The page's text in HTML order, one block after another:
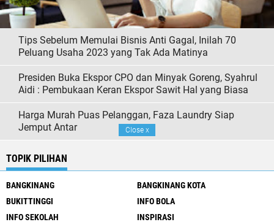
Tips Sebelum Memulai Bisnis Anti Gagal, Inilah 70
Peluang Usaha 2023 yang Tak Ada Matinya
Presiden Buka Ekspor CPO dan Minyak Goreng, Syahrul
Aidi : Pembukaan Keran Ekspor Sawit Hal yang Biasa
Harga Murah Puas Pelanggan, Faza Laundry Siap
Jemput Antar
TOPIK PILIHAN
BANGKINANG
BANGKINANG KOTA
BUKITTINGGI
INFO BOLA
INFO SEKOLAH
INSPIRASI
Close x